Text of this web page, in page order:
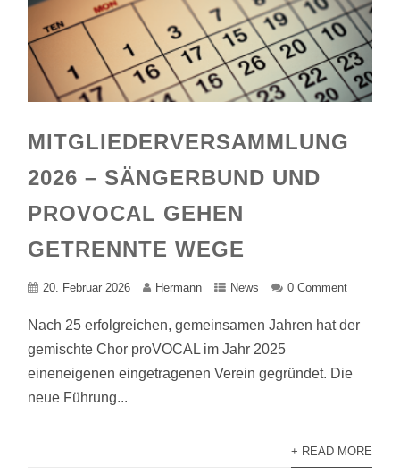
MITGLIEDERVERSAMMLUNG
2026 – SÄNGERBUND UND
PROVOCAL GEHEN
GETRENNTE WEGE
20. Februar 2026 Hermann News 0 Comment
Nach 25 erfolgreichen, gemeinsamen Jahren hat der
gemischte Chor proVOCAL im Jahr 2025
eineneigenen eingetragenen Verein gegründet. Die
neue Führung...
+ READ MORE